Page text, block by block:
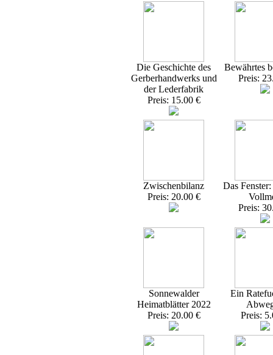
Die Geschichte des
Gerberhandwerks und
der Lederfabrik
Preis: 15.00 €
Bewährtes
Preis:
Zwischenbilanz
Preis: 20.00 €
Das
Preis:
Sonnewalder
Heimatblätter 2022
Preis: 20.00 €
Ein
Preis: